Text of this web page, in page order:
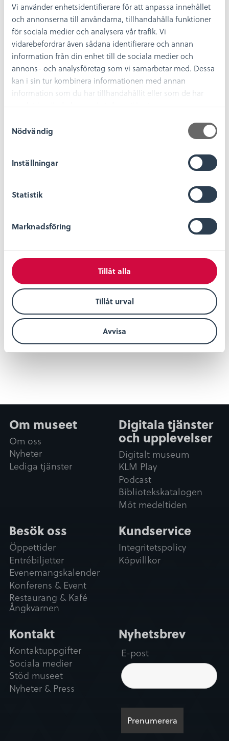
Vi använder enhetsidentifierare för att anpassa innehållet
och annonserna till användarna, tillhandahålla funktioner
för sociala medier och analysera vår trafik. Vi
vidarebefordrar även sådana identifierare och annan
information från din enhet till de sociala medier och
annons- och analysföretag som vi samarbetar med. Dessa
kan i sin tur kombinera informationen med annan
information som du har tillhandahållit eller som de har
samlat in när du har använt deras tjänster.
Nödvändig
Inställningar
Statistik
Marknadsföring
Tillåt alla
Tillåt urval
Avvisa
Dela:
Dela
Dela
Dela
linkedin
Dela
pinterest
Om museet
Om oss
Nyheter
Lediga tjänster
Digitala tjänster
och upplevelser
Digitalt museum
KLM Play
Podcast
Bibliotekskatalogen
Möt medeltiden
Besök oss
Öppettider
Entrébiljetter
Evenemangskalender
Konferens & Event
Restaurang & Kafé
Ångkvarnen
Kundservice
Integritetspolicy
Köpvillkor
Kontakt
Kontaktuppgifter
Sociala medier
Stöd museet
Nyheter & Press
Nyhetsbrev
E-post